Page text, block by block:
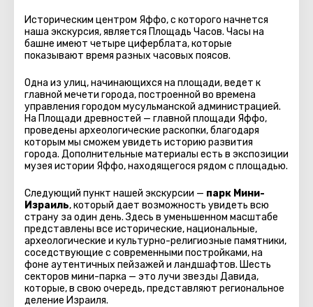
Историческим центром Яффо, с которого начнется
наша экскурсия, является Площадь Часов. Часы на
башне имеют четыре циферблата, которые
показывают время разных часовых поясов.
Одна из улиц, начинающихся на площади, ведет к
главной мечети города, построенной во времена
управления городом мусульманской администрацией.
На Площади древностей — главной площади Яффо,
проведены археологические раскопки, благодаря
которым мы сможем увидеть историю развития
города. Дополнительные материалы есть в экспозиции
музея истории Яффо, находящегося рядом с площадью.
Следующий пункт нашей экскурсии — парк Мини-
Израиль, который дает возможность увидеть всю
страну за один день. Здесь в уменьшенном масштабе
представлены все исторические, национальные,
археологические и культурно-религиозные памятники,
соседствующие с современными постройками, на
фоне аутентичных пейзажей и ландшафтов. Шесть
секторов мини-парка — это лучи звезды Давида,
которые, в свою очередь, представляют региональное
деление Израиля.